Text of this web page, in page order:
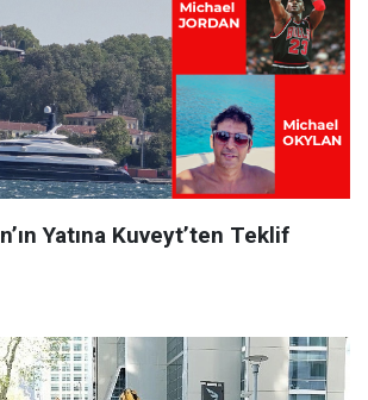
Yatına Kuveyt’ten Teklif